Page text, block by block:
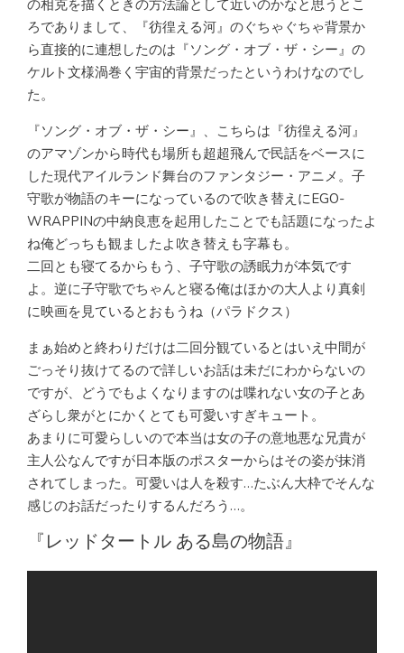
の相克を描くときの方法論として近いのかなと思うとこ
ろでありまして、『彷徨える河』のぐちゃぐちゃ背景か
ら直接的に連想したのは『ソング・オブ・ザ・シー』の
ケルト文様渦巻く宇宙的背景だったというわけなのでし
た。
『ソング・オブ・ザ・シー』、こちらは『彷徨える河』
のアマゾンから時代も場所も超超飛んで民話をベースに
した現代アイルランド舞台のファンタジー・アニメ。子
守歌が物語のキーになっているので吹き替えにEGO-
WRAPPINの中納良恵を起用したことでも話題になったよ
ね俺どっちも観ましたよ吹き替えも字幕も。
二回とも寝てるからもう、子守歌の誘眠力が本気です
よ。逆に子守歌でちゃんと寝る俺はほかの大人より真剣
に映画を見ているとおもうね（パラドクス）
まぁ始めと終わりだけは二回分観ているとはいえ中間が
ごっそり抜けてるので詳しいお話は未だにわからないの
ですが、どうでもよくなりますのは喋れない女の子とあ
ざらし衆がとにかくとても可愛いすぎキュート。
あまりに可愛らしいので本当は女の子の意地悪な兄貴が
主人公なんですが日本版のポスターからはその姿が抹消
されてしまった。可愛いは人を殺す…たぶん大枠でそんな
感じのお話だったりするんだろう…。
『レッドタートル ある島の物語』